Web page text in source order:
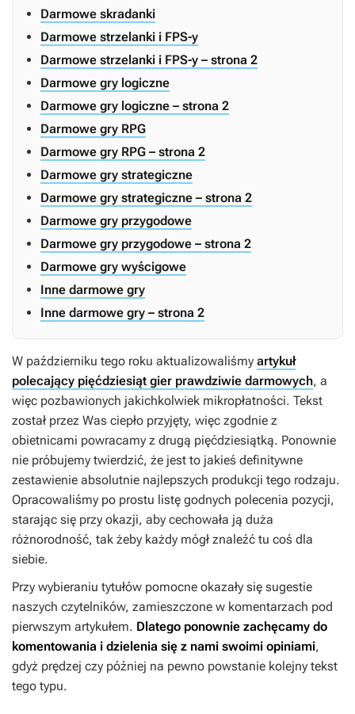
Darmowe skradanki
Darmowe strzelanki i FPS-y
Darmowe strzelanki i FPS-y – strona 2
Darmowe gry logiczne
Darmowe gry logiczne – strona 2
Darmowe gry RPG
Darmowe gry RPG – strona 2
Darmowe gry strategiczne
Darmowe gry strategiczne – strona 2
Darmowe gry przygodowe
Darmowe gry przygodowe – strona 2
Darmowe gry wyścigowe
Inne darmowe gry
Inne darmowe gry – strona 2
W październiku tego roku aktualizowaliśmy artykuł
polecający pięćdziesiąt gier prawdziwie darmowych, a
więc pozbawionych jakichkolwiek mikropłatności. Tekst
został przez Was ciepło przyjęty, więc zgodnie z
obietnicami powracamy z drugą pięćdziesiątką. Ponownie
nie próbujemy twierdzić, że jest to jakieś definitywne
zestawienie absolutnie najlepszych produkcji tego rodzaju.
Opracowaliśmy po prostu listę godnych polecenia pozycji,
starając się przy okazji, aby cechowała ją duża
różnorodność, tak żeby każdy mógł znaleźć tu coś dla
siebie.
Przy wybieraniu tytułów pomocne okazały się sugestie
naszych czytelników, zamieszczone w komentarzach pod
pierwszym artykułem. Dlatego ponownie zachęcamy do
komentowania i dzielenia się z nami swoimi opiniami,
gdyż prędzej czy później na pewno powstanie kolejny tekst
tego typu.